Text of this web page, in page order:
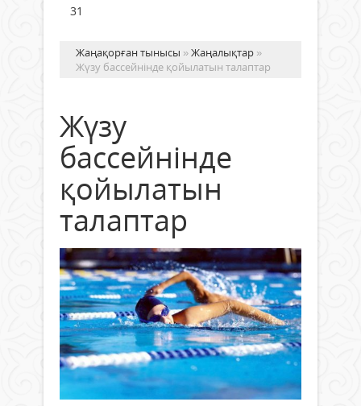
31
Жаңақорған тынысы »Жаңалықтар »
Жүзу бассейнінде қойылатын талаптар
Жүзу
бассейнінде
қойылатын
талаптар